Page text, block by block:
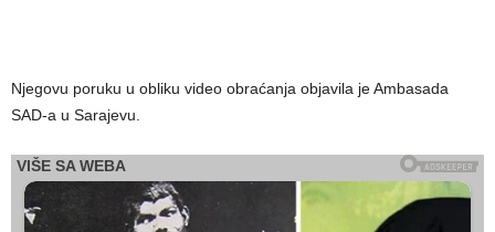
Njegovu poruku u obliku video obraćanja objavila je Ambasada
SAD-a u Sarajevu.